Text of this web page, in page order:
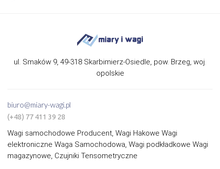
ul. Smaków 9, 49-318 Skarbimierz-Osiedle, pow. Brzeg, woj.
opolskie
biuro@miary-wagi.pl
(+48) 77 411 39 28
Wagi samochodowe Producent, Wagi Hakowe Wagi
elektroniczne Waga Samochodowa, Wagi podkładkowe Wagi
magazynowe, Czujniki Tensometryczne